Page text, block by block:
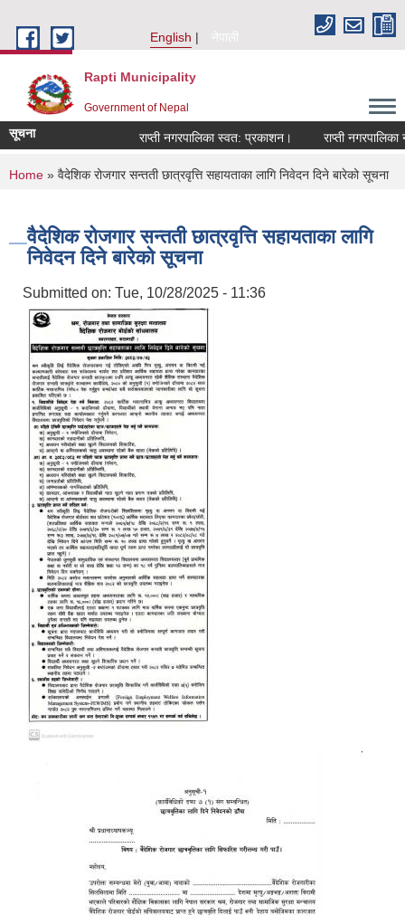
English
नेपाली
Rapti Municipality
Government of Nepal
सूचना राप्ती नगरपालिका स्वत: प्रकाशन। राप्ती नगरपालिका
You are here
Home » वैदेशिक रोजगार सन्तती छात्रवृत्ति सहायताका लागि निवेदन दिने बारेको सूचना
वैदेशिक रोजगार सन्तती छात्रवृत्ति सहायताका लागि
निवेदन दिने बारेको सूचना
Submitted on: Tue, 10/28/2025 - 11:36